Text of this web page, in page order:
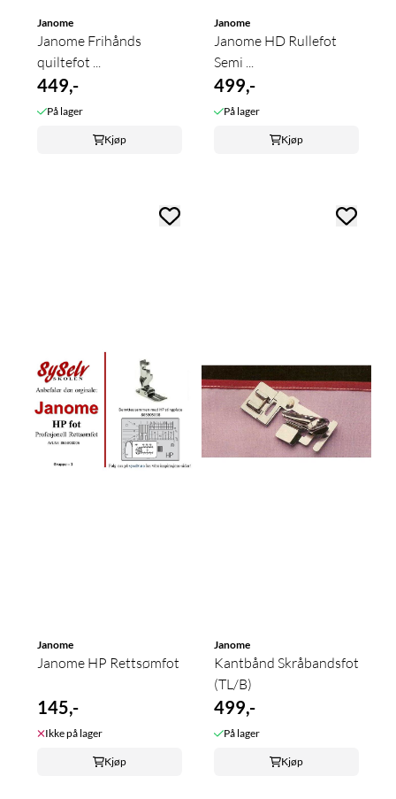
Janome
Janome Frihånds
quiltefot ...
449,-
På lager
Kjøp
Janome
Janome HD Rullefot
Semi ...
499,-
På lager
Kjøp
Janome
Janome HP Rettsømfot
145,-
Ikke på lager
Kjøp
Janome
Kantbånd Skråbandsfot
(TL/B)
499,-
På lager
Kjøp